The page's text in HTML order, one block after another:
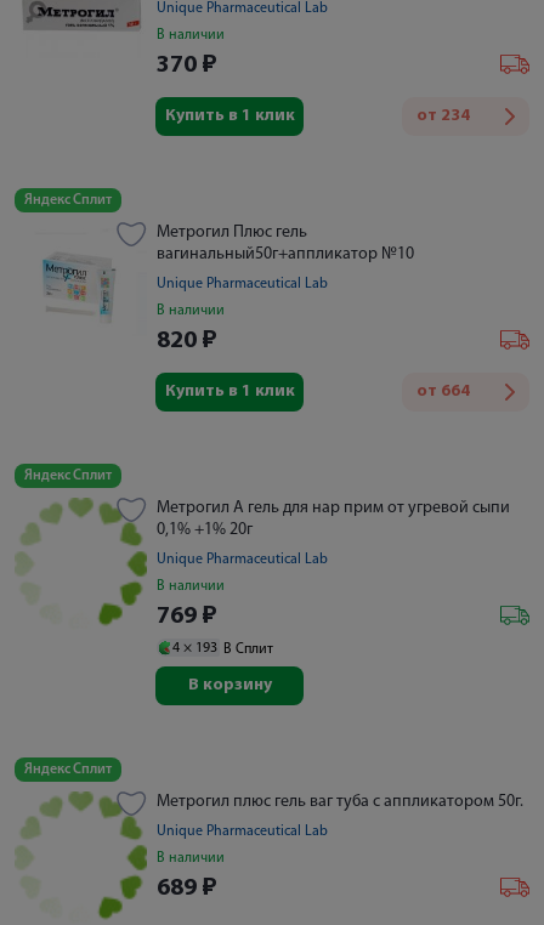
Unique Pharmaceutical Lab
В наличии
370 ₽
от 234
Купить в 1 клик
Яндекс Сплит
Метрогил Плюс гель
вагинальный50г+аппликатор №10
Unique Pharmaceutical Lab
В наличии
820 ₽
от 664
Купить в 1 клик
Яндекс Сплит
Метрогил А гель для нар прим от угревой сыпи
0,1% +1% 20г
Unique Pharmaceutical Lab
В наличии
769 ₽
4 × 193 В Сплит
В корзину
Яндекс Сплит
Метрогил плюс гель ваг туба с аппликатором 50г.
Unique Pharmaceutical Lab
В наличии
689 ₽